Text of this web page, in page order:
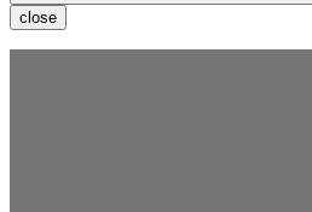
close